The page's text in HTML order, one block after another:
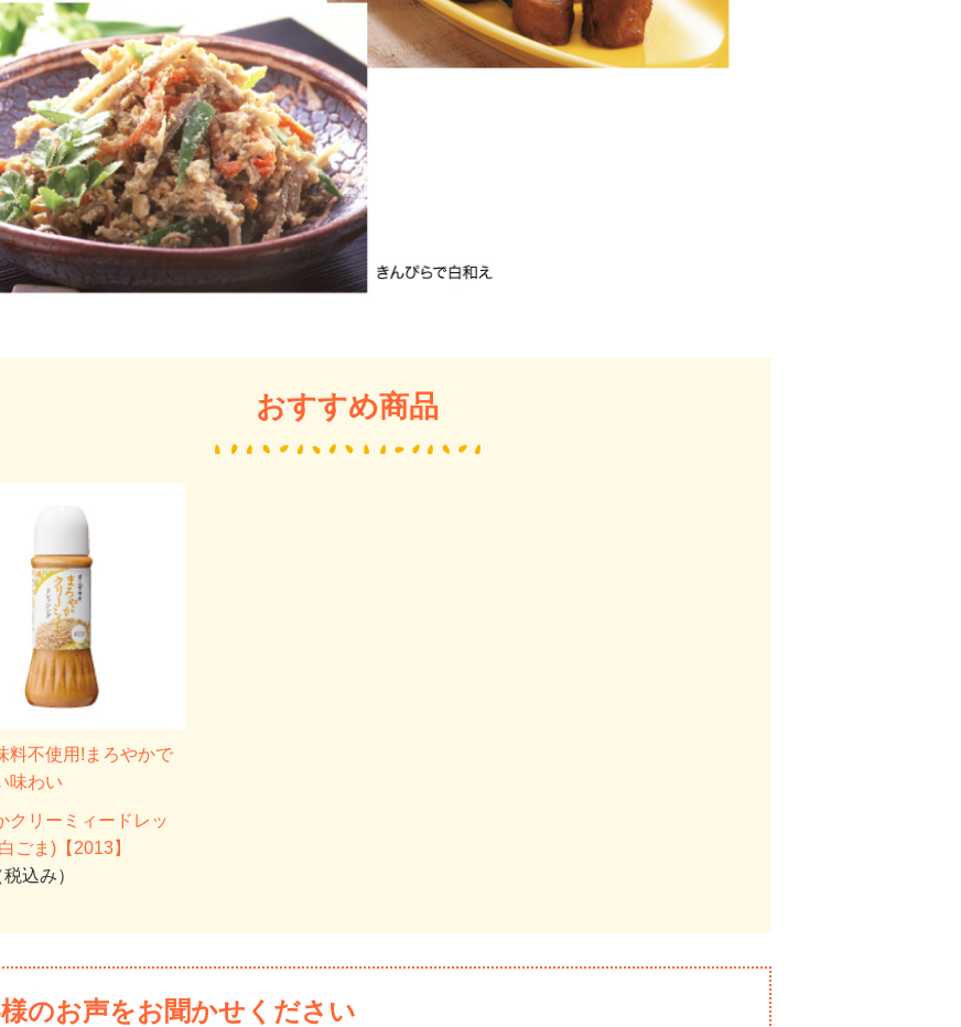
おすすめ商品
料不使用!まろやかで
味わい
クリーミィードレッ
ごま)【2013】
込み）
のお声をお聞かせください